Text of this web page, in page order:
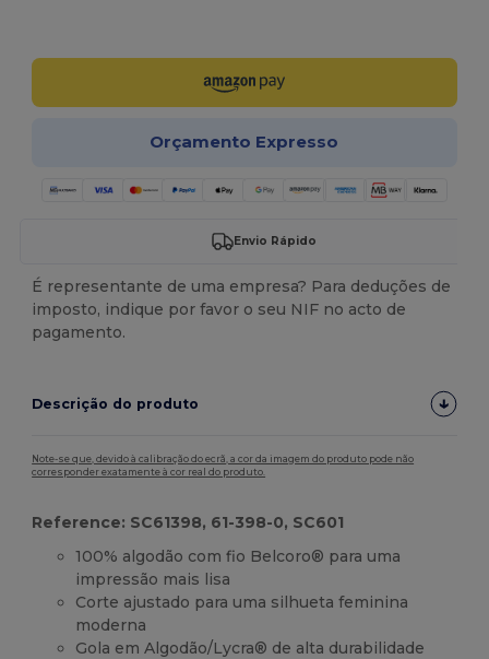
Orçamento Expresso
Envio Rápido
É representante de uma empresa? Para deduções de
imposto, indique por favor o seu NIF no acto de
pagamento.
Descrição do produto
Note-se que, devido à calibração do ecrã, a cor da imagem do produto pode não
corresponder exatamente à cor real do produto.
Reference: SC61398, 61-398-0, SC601
100% algodão com fio Belcoro® para uma
impressão mais lisa
Corte ajustado para uma silhueta feminina
moderna
Gola em Algodão/Lycra® de alta durabilidade